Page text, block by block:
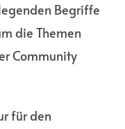
Begriffe
die Themen
Commu­nity
für den